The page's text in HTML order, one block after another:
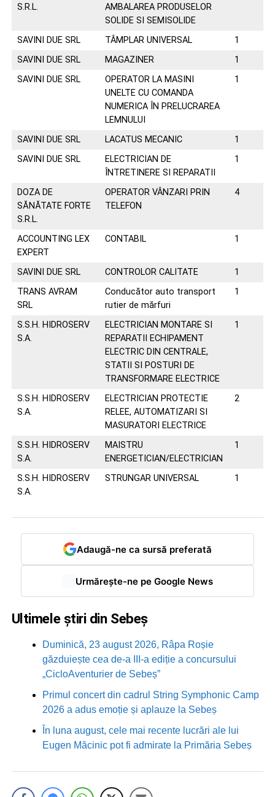
S.R.L.
AMBALAREA PRODUSELOR
SOLIDE SI SEMISOLIDE
SAVINI DUE SRL TÂMPLAR UNIVERSAL 1
SAVINI DUE SRL
MAGAZINER 1
SAVINI DUE SRL
OPERATOR LA MASINI
UNELTE CU COMANDA
NUMERICA ÎN PRELUCRAREA
LEMNULUI
1
SAVINI DUE SRL LACATUS MECANIC 1
SAVINI DUE SRL
ELECTRICIAN DE
ÎNTRETINERE SI REPARATII
1
DOZA DE
SĂNĂTATE FORTE
S.R.L.
OPERATOR VÂNZARI PRIN
TELEFON
4
ACCOUNTING LEX
EXPERT
CONTABIL 1
SAVINI DUE SRL CONTROLOR CALITATE 1
TRANS AVRAM
SRL
Conducător auto transport
rutier de mărfuri
1
S.S.H. HIDROSERV
S.A.
ELECTRICIAN MONTARE SI
REPARATII ECHIPAMENT
ELECTRIC DIN CENTRALE,
STATII SI POSTURI DE
TRANSFORMARE ELECTRICE
1
S.S.H. HIDROSERV
S.A.
ELECTRICIAN PROTECTIE
RELEE, AUTOMATIZARI SI
MASURATORI ELECTRICE
2
S.S.H. HIDROSERV
S.A.
MAISTRU
ENERGETICIAN/ELECTRICIAN
1
S.S.H. HIDROSERV
S.A.
STRUNGAR UNIVERSAL 1
Adaugă-ne ca sursă preferată
Urmărește-ne pe Google News
Ultimele știri din Sebeș
Duminică, 23 august 2026, Râpa Roșie
găzduiește cea de-a III-a ediție a concursului
„CicloAventurier de Sebeș”
Primul concert din cadrul String Symphonic Camp
2026 a adus emoție și aplauze la Sebeș
În luna august, cele mai recente lucrări ale lui
Eugen Măcinic pot fi admirate la Primăria Sebeș